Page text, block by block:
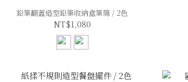
鉛筆翻蓋造型鉛筆收納盒筆筒 / 2色
NT$1,080